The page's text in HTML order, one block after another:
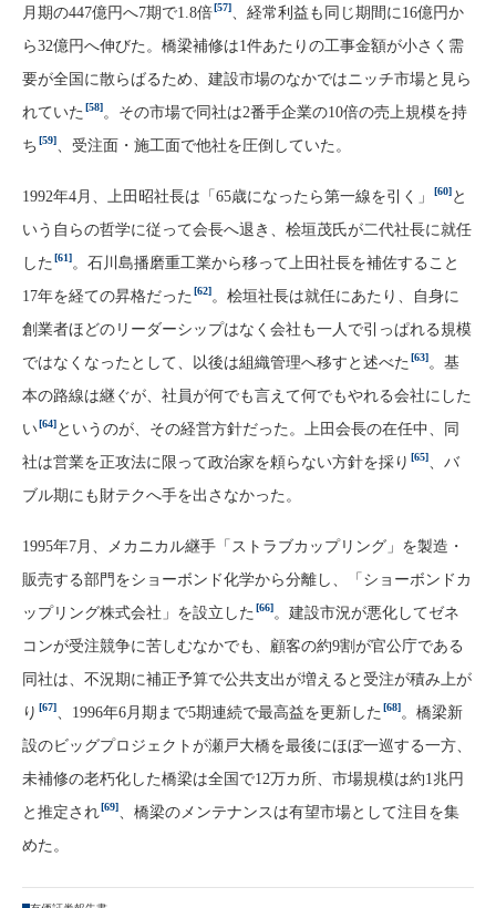
月期の447億円へ7期で1.8倍 [57]、経常利益も同じ期間に16億円か
ら32億円へ伸びた。橋梁補修は1件あたりの工事金額が小さく需
要が全国に散らばるため、建設市場のなかではニッチ市場と見ら
れていた [58]。その市場で同社は2番手企業の10倍の売上規模を持
ち [59]、受注面・施工面で他社を圧倒していた。
1992年4月、上田昭社長は「65歳になったら第一線を引く」 [60] と
いう自らの哲学に従って会長へ退き、桧垣茂氏が二代社長に就任
した [61]。石川島播磨重工業から移って上田社長を補佐すること
17年を経ての昇格だった [62]。桧垣社長は就任にあたり、自身に
創業者ほどのリーダーシップはなく会社も一人で引っぱれる規模
ではなくなったとして、以後は組織管理へ移すと述べた [63]。基
本の路線は継ぐが、社員が何でも言えて何でもやれる会社にした
い [64] というのが、その経営方針だった。上田会長の在任中、同
社は営業を正攻法に限って政治家を頼らない方針を採り [65]、バ
ブル期にも財テクへ手を出さなかった。
1995年7月、メカニカル継手「ストラブカップリング」を製造・
販売する部門をショーボンド化学から分離し、「ショーボンドカ
ップリング株式会社」を設立した [66]。建設市況が悪化してゼネ
コンが受注競争に苦しむなかでも、顧客の約9割が官公庁である
同社は、不況期に補正予算で公共支出が増えると受注が積み上が
り [67]、1996年6月期まで5期連続で最高益を更新した [68]。橋梁新
設のビッグプロジェクトが瀬戸大橋を最後にほぼ一巡する一方、
未補修の老朽化した橋梁は全国で12万カ所、市場規模は約1兆円
と推定され [69]、橋梁のメンテナンスは有望市場として注目を集
めた。